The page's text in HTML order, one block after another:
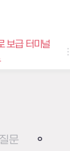
보급 터미널
문